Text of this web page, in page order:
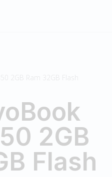
2GB Ram 32GB Flash
2GB
Flash